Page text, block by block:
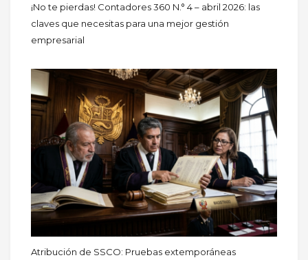
¡No te pierdas! Contadores 360 N.° 4 – abril 2026: las
claves que necesitas para una mejor gestión
empresarial
Atribución de SSCO: Pruebas extemporáneas